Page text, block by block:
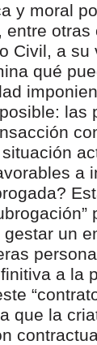
y moral
entre
Civil, a
qué
las
a
un
a la
que la